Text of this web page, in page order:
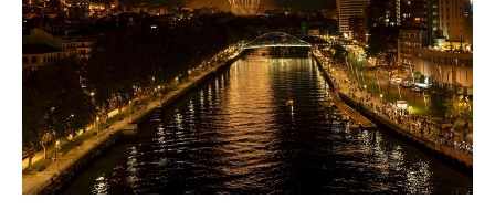
BEREZIAK
ARGAZKIAK